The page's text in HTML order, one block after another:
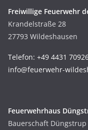
Freiwillige Feuerwehr
Krandelstraße 28
27793 Wildeshausen
Telefon: +49 4431
info@feuerwehr-
Feuerwehrhaus
Bauerschaft Düngstrup